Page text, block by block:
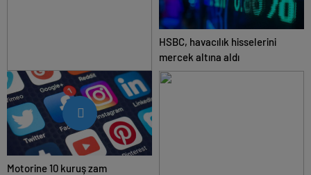
Yabancı ilgisini üzerine çeken
yerli hisseler
HSBC, havacılık hisselerini
mercek altına aldı
Motorine 10 kuruş zam